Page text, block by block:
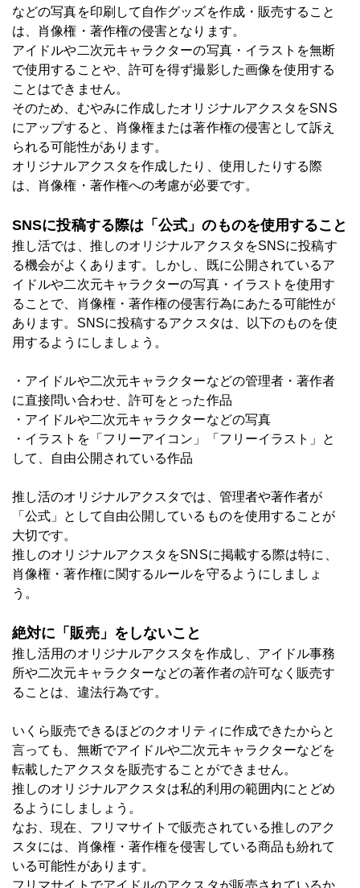
などの写真を印刷して自作グッズを作成・販売すること
は、肖像権・著作権の侵害となります。
アイドルや二次元キャラクターの写真・イラストを無断
で使用することや、許可を得ず撮影した画像を使用する
ことはできません。
そのため、むやみに作成したオリジナルアクスタをSNS
にアップすると、肖像権または著作権の侵害として訴え
られる可能性があります。
オリジナルアクスタを作成したり、使用したりする際
は、肖像権・著作権への考慮が必要です。
SNSに投稿する際は「公式」のものを使用すること
推し活では、推しのオリジナルアクスタをSNSに投稿す
る機会がよくあります。しかし、既に公開されているア
イドルや二次元キャラクターの写真・イラストを使用す
ることで、肖像権・著作権の侵害行為にあたる可能性が
あります。SNSに投稿するアクスタは、以下のものを使
用するようにしましょう。
・アイドルや二次元キャラクターなどの管理者・著作者
に直接問い合わせ、許可をとった作品
・アイドルや二次元キャラクターなどの写真
・イラストを「フリーアイコン」「フリーイラスト」と
して、自由公開されている作品
推し活のオリジナルアクスタでは、管理者や著作者が
「公式」として自由公開しているものを使用することが
大切です。
推しのオリジナルアクスタをSNSに掲載する際は特に、
肖像権・著作権に関するルールを守るようにしましょ
う。
絶対に「販売」をしないこと
推し活用のオリジナルアクスタを作成し、アイドル事務
所や二次元キャラクターなどの著作者の許可なく販売す
ることは、違法行為です。
いくら販売できるほどのクオリティに作成できたからと
言っても、無断でアイドルや二次元キャラクターなどを
転載したアクスタを販売することができません。
推しのオリジナルアクスタは私的利用の範囲内にとどめ
るようにしましょう。
なお、現在、フリマサイトで販売されている推しのアク
スタには、肖像権・著作権を侵害している商品も紛れて
いる可能性があります。
フリマサイトでアイドルのアクスタが販売されているか